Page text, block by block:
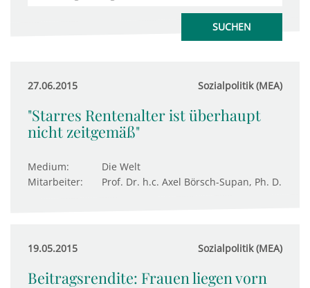
27.06.2015 Sozialpolitik (MEA)
"Starres Rentenalter ist überhaupt
nicht zeitgemäß"
Medium:
Die Welt
Mitarbeiter:
Prof. Dr. h.c. Axel Börsch-Supan, Ph. D.
19.05.2015 Sozialpolitik (MEA)
Beitragsrendite: Frauen liegen vorn